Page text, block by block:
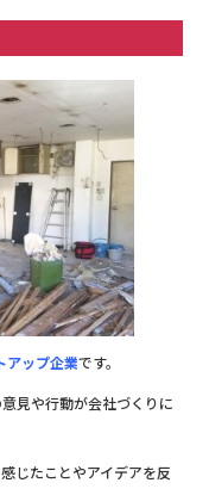
アップ企業です。
見や行動が会社づくりに
じたことやアイデアを反